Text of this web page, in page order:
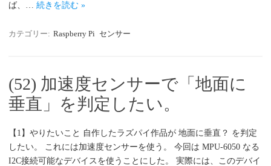
ば、… 続きを読む »
カテゴリー: Raspberry Pi センサー
(52) 加速度センサーで「地面に
垂直」を判定したい。
【1】やりたいこと 自作したラズパイ作品が 地面に垂直？ を判定
したい。 これには加速度センサーを使う。 今回は MPU-6050 なる
I2C接続可能なデバイスを使うことにした。 実際には、このデバイ